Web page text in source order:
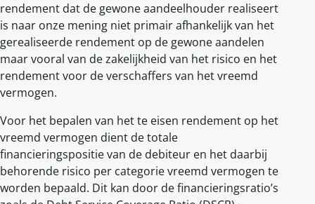
rendement dat de gewone aandeelhouder realiseert
is naar onze mening niet primair afhankelijk van het
gerealiseerde rendement op de gewone aandelen
maar vooral van de zakelijkheid van het risico en het
rendement voor de verschaffers van het vreemd
vermogen.
Voor het bepalen van het te eisen rendement op het
vreemd vermogen dient de totale
financieringspositie van de debiteur en het daarbij
behorende risico per categorie vreemd vermogen te
worden bepaald. Dit kan door de financieringsratio’s